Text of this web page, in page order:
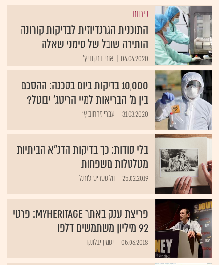
ניתוח
התוכנית הגרנדיוזית לבדיקות קורונה
הותירה שובל של סימני שאלה
04.04.2020 אורי ברקוביץ'
10,000 בדיקות ביום בסכנה: ההסכם
בין מ' הבריאות למיי הריטג' יבוטל?
31.03.2020 עמרי זרחוביץ'
בלי סודות: כך בדיקות הדנ"א הביתיות
מטלטלות משפחות
25.02.2019 וול סטריט ג'ורנל
פריצת ענק באתר MyHeritage: פרטי
92 מיליון משתמשים דלפו
05.06.2018 יסמין יבלונקו